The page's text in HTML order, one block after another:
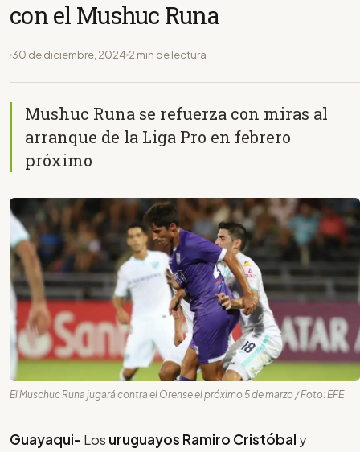
con el Mushuc Runa
30 de diciembre, 2024 2 min de lectura
Mushuc Runa se refuerza con miras al
arranque de la Liga Pro en febrero
próximo
El Muschuc Runa jugará contra el Orense el próximo 5 de marzo / Foto: EFE
Guayaqui- Los uruguayos Ramiro Cristóbal y